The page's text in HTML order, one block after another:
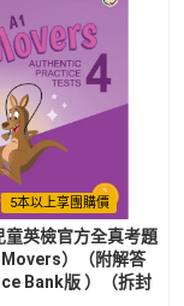
5本以上享團購價
童英檢官方全真考題
Movers）（附解答
Bank版 ）（拆封